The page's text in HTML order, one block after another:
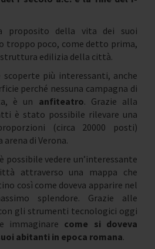
proposito della vita dei suoi
troppo poco, come detto prima,
edilizia della città.
scoperte più interessanti, anche
perché nessuna campagna di
è un anfiteatro. Grazie alla
è stato possibile rilevare una
(circa 20000 posti)
di Verona.
possibile vedere un’interessante
attraverso una mappa che
così come doveva apparire nel
splendore. Grazie alle
gli strumenti tecnologici oggi
immaginare come si doveva
abitanti in epoca romana.